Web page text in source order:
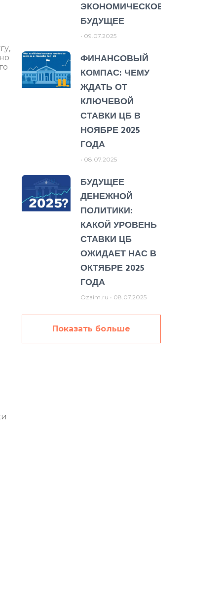
ЭКОНОМИЧЕСКОЕ
БУДУЩЕЕ
09.07.2025
ФИНАНСОВЫЙ
КОМПАС: ЧЕМУ
ЖДАТЬ ОТ
КЛЮЧЕВОЙ
СТАВКИ ЦБ В
НОЯБРЕ 2025
ГОДА
08.07.2025
БУДУЩЕЕ
ДЕНЕЖНОЙ
ПОЛИТИКИ:
КАКОЙ УРОВЕНЬ
СТАВКИ ЦБ
ОЖИДАЕТ НАС В
ОКТЯБРЕ 2025
ГОДА
Ozaim.ru 08.07.2025
Показать больше